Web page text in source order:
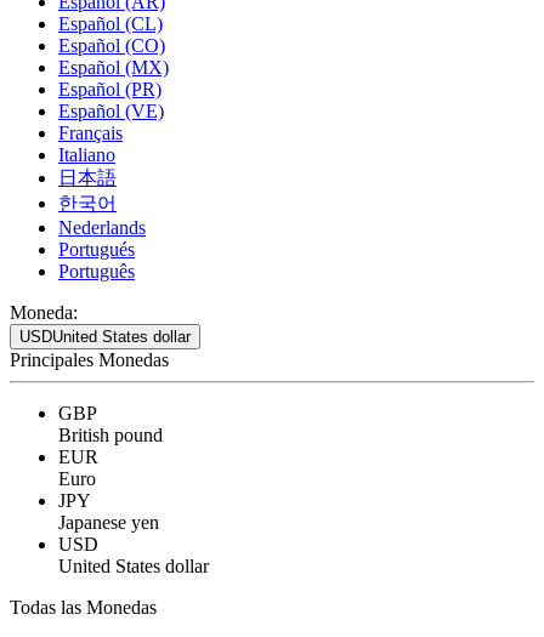
Español (CL)
Español (CO)
Español (MX)
Español (PR)
Español (VE)
Français
Italiano
日本語
한국어
Nederlands
Portugués
Português
Moneda:
USDUnited States dollar
Principales Monedas
GBP
British pound
EUR
Euro
JPY
Japanese yen
USD
United States dollar
Todas las Monedas